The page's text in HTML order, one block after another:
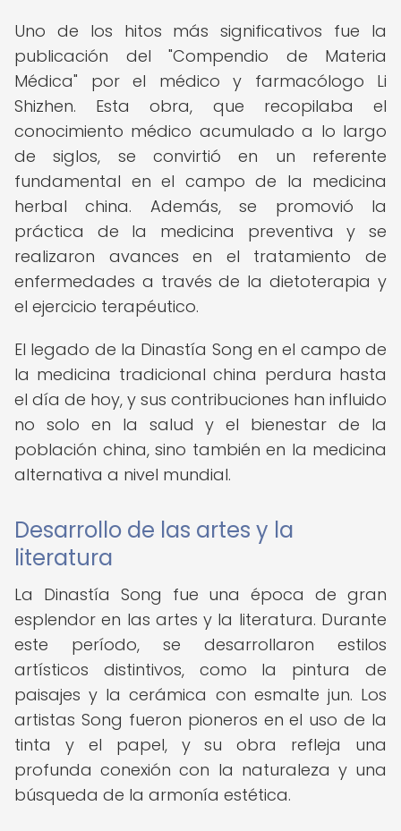
Uno de los hitos más significativos fue la
publicación del "Compendio de Materia
Médica" por el médico y farmacólogo Li
Shizhen. Esta obra, que recopilaba el
conocimiento médico acumulado a lo largo
de siglos, se convirtió en un referente
fundamental en el campo de la medicina
herbal china. Además, se promovió la
práctica de la medicina preventiva y se
realizaron avances en el tratamiento de
enfermedades a través de la dietoterapia y
el ejercicio terapéutico.
El legado de la Dinastía Song en el campo de
la medicina tradicional china perdura hasta
el día de hoy, y sus contribuciones han influido
no solo en la salud y el bienestar de la
población china, sino también en la medicina
alternativa a nivel mundial.
Desarrollo de las artes y la
literatura
La Dinastía Song fue una época de gran
esplendor en las artes y la literatura. Durante
este período, se desarrollaron estilos
artísticos distintivos, como la pintura de
paisajes y la cerámica con esmalte jun. Los
artistas Song fueron pioneros en el uso de la
tinta y el papel, y su obra refleja una
profunda conexión con la naturaleza y una
búsqueda de la armonía estética.